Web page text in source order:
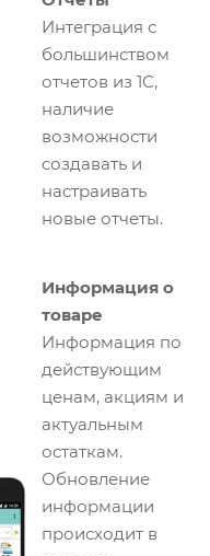
Интеграция с
большинством
отчетов из 1С,
наличие
возможности
создавать и
настраивать
новые отчеты.
Информация о
товаре
Информация по
действующим
ценам, акциям и
актуальным
остаткам.
Обновление
информации
происходит в